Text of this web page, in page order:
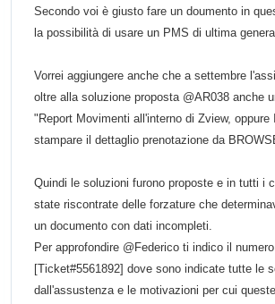
Secondo voi è giusto fare un doumento in
la possibilità di usare un PMS di ultima
Vorrei aggiungere anche che a settembre
oltre alla soluzione proposta @AR038 anche
"Report Movimenti all'interno di Zview, oppure
stampare il dettaglio prenotazione da
Quindi le soluzioni furono proposte e in tutti i
state riscontrate delle forzature che
un documento con dati incompleti.
Per approfondire @Federico ti indico il
[Ticket#5561892] dove sono indicate tutte le
dall'assustenza e le motivazioni per cui